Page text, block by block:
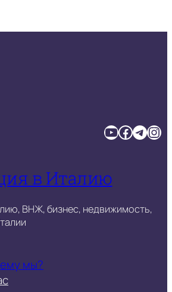
YouTube Facebook TelegramInstagram
в Италию
ВНЖ, бизнес, недвижимость,
мы?